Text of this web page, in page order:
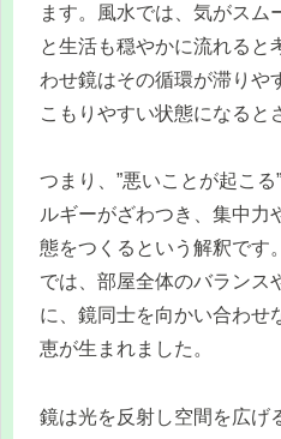
ます。風水では、気がスム
と生活も穏やかに流れると
わせ鏡はその循環が滞りや
こもりやすい状態になると
つまり、”悪いことが起こ
ルギーがざわつき、集中力
態をつくるという解釈です
では、部屋全体のバランス
に、鏡同士を向かい合わせ
恵が生まれました。
鏡は光を反射し空間を広げ